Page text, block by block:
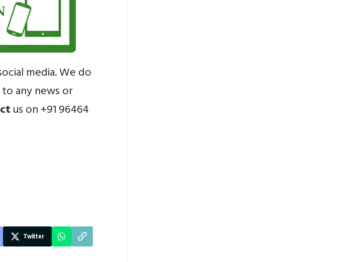
media. We do
any news or
us on +91 96464
Twitter